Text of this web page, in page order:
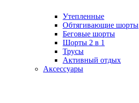
Утепленные
Обтягивающие шорты
Беговые шорты
Шорты 2 в 1
Трусы
Активный отдых
Аксессуары